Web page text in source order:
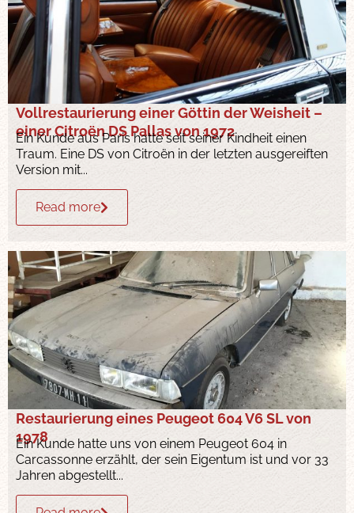
Vollrestaurierung einer Göttin der Weisheit –
einer Citroën DS Pallas von 1972
Ein Kunde aus Paris hatte seit seiner Kindheit einen
Traum. Eine DS von Citroën in der letzten ausgereiften
Version mit...
Read more
Restaurierung eines Peugeot 604 V6 SL von
1978
Ein Kunde hatte uns von einem Peugeot 604 in
Carcassonne erzählt, der sein Eigentum ist und vor 33
Jahren abgestellt...